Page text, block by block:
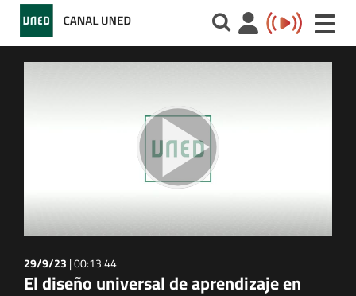
Toggle
29/9/23 |00:13:44
El diseño universal de aprendizaje en